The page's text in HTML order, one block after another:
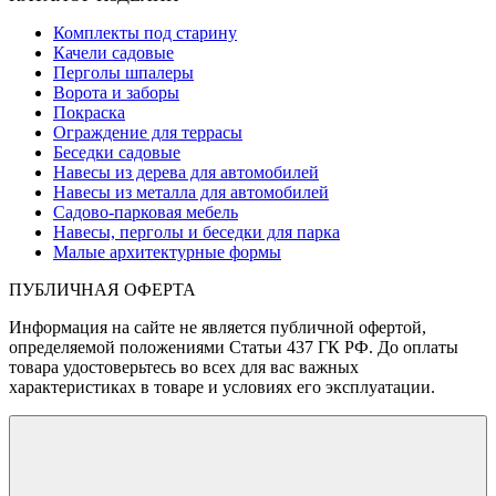
Комплекты под старину
Качели садовые
Перголы шпалеры
Ворота и заборы
Покраска
Ограждение для террасы
Беседки садовые
Навесы из дерева для автомобилей
Навесы из металла для автомобилей
Садово-парковая мебель
Навесы, перголы и беседки для парка
Малые архитектурные формы
ПУБЛИЧНАЯ ОФЕРТА
Информация на сайте не является публичной офертой,
определяемой положениями Статьи 437 ГК РФ. До оплаты
товара удостоверьтесь во всех для вас важных
характеристиках в товаре и условиях его эксплуатации.